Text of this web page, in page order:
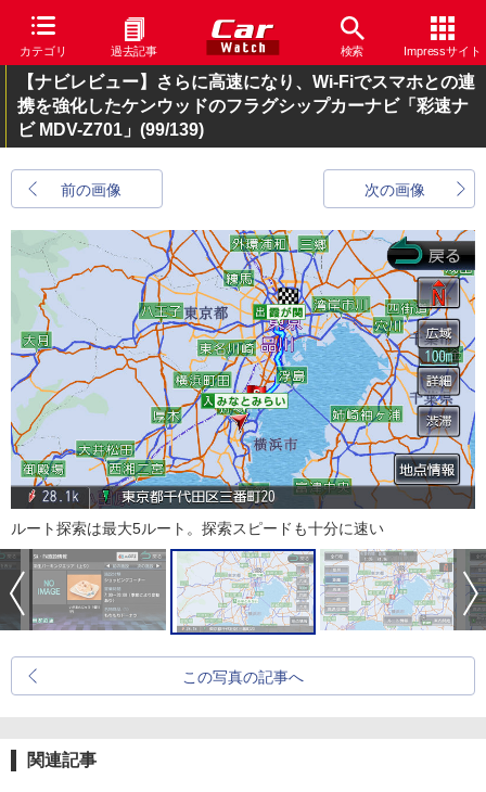
カテゴリ 過去記事 検索 Impressサイト
【ナビレビュー】さらに高速になり、Wi-Fiでスマホとの連
携を強化したケンウッドのフラグシップカーナビ「彩速ナ
ビ MDV-Z701」 (99/139)
前の画像 次の画像
ルート探索は最大5ルート。探索スピードも十分に速い
この写真の記事へ
関連記事